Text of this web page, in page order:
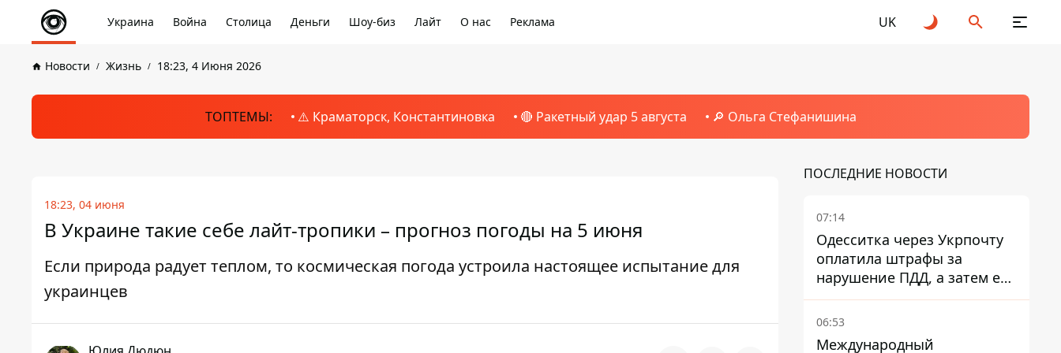
Украина Война Столица Деньги Шоу-биз Лайт О нас Реклама UK
Новости Жизнь 18:23, 4 Июня 2026
ТОПТЕМЫ: ⚠️ Краматорск, Константиновка 🔴 Ракетный удар 5 августа 🔎 Ольга Стефанишина
18:23, 04 июня
В Украине такие себе лайт-тропики – прогноз погоды на 5 июня
Если природа радует теплом, то космическая погода устроила настоящее испытание для
украинцев
ПОСЛЕДНИЕ НОВОСТИ
07:14
Одесситка через Укрпочту
оплатила штрафы за
нарушение ПДД, а затем ее
счета заблокировали - в
чем причина и что решил
06:53
Международный